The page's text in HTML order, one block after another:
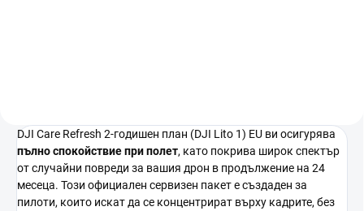
DJI Care Refresh 2-годишен план (DJI Lito 1) EU ви осигурява
пълно спокойствие при полет, като покрива широк спектър
от случайни повреди за вашия дрон в продължение на 24
месеца. Този официален сервизен пакет е създаден за
пилоти, които искат да се концентрират върху кадрите, без